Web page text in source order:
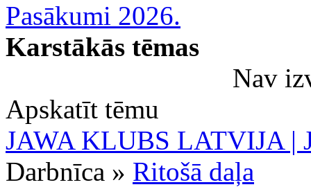
Pasākumi 2026.
Karstākās tēmas
Nav
Apskatīt tēmu
JAWA KLUBS LATVIJA |
Darbnīca » Ritošā daļa